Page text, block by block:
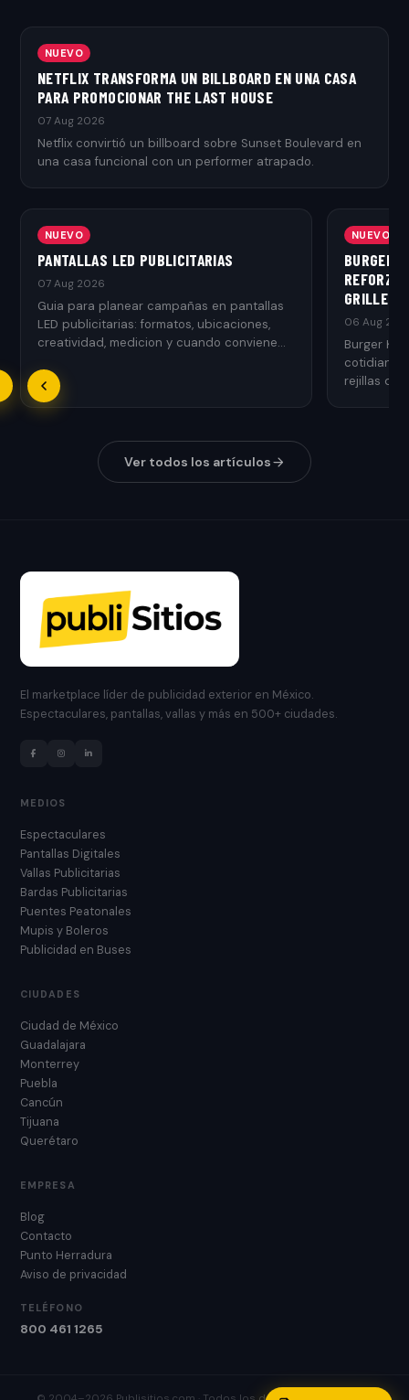
NUEVO
NETFLIX TRANSFORMA UN BILLBOARD EN UNA CASA
PARA PROMOCIONAR THE LAST HOUSE
07 Aug 2026
Netflix convirtió un billboard sobre Sunset Boulevard en
una casa funcional con un performer atrapado.
NUEVO
PANTALLAS LED PUBLICITARIAS
07 Aug 2026
Guia para planear campañas en pantallas
LED publicitarias: formatos, ubicaciones,
creatividad, medicion y cuando conviene
NUEVO
BURGER
GRILLED
06 Aug
Burger
rejillas de
Ver todos los artículos
El marketplace líder de publicidad exterior en México.
Espectaculares, pantallas, vallas y más en 500+ ciudades.
MEDIOS
Espectaculares
Pantallas Digitales
Vallas Publicitarias
Bardas Publicitarias
Puentes Peatonales
Mupis y Boleros
Publicidad en Buses
CIUDADES
Ciudad de México
Guadalajara
Monterrey
Puebla
Cancún
Tijuana
Querétaro
EMPRESA
Blog
Contacto
Punto Herradura
Aviso de privacidad
TELÉFONO
800 461 1265